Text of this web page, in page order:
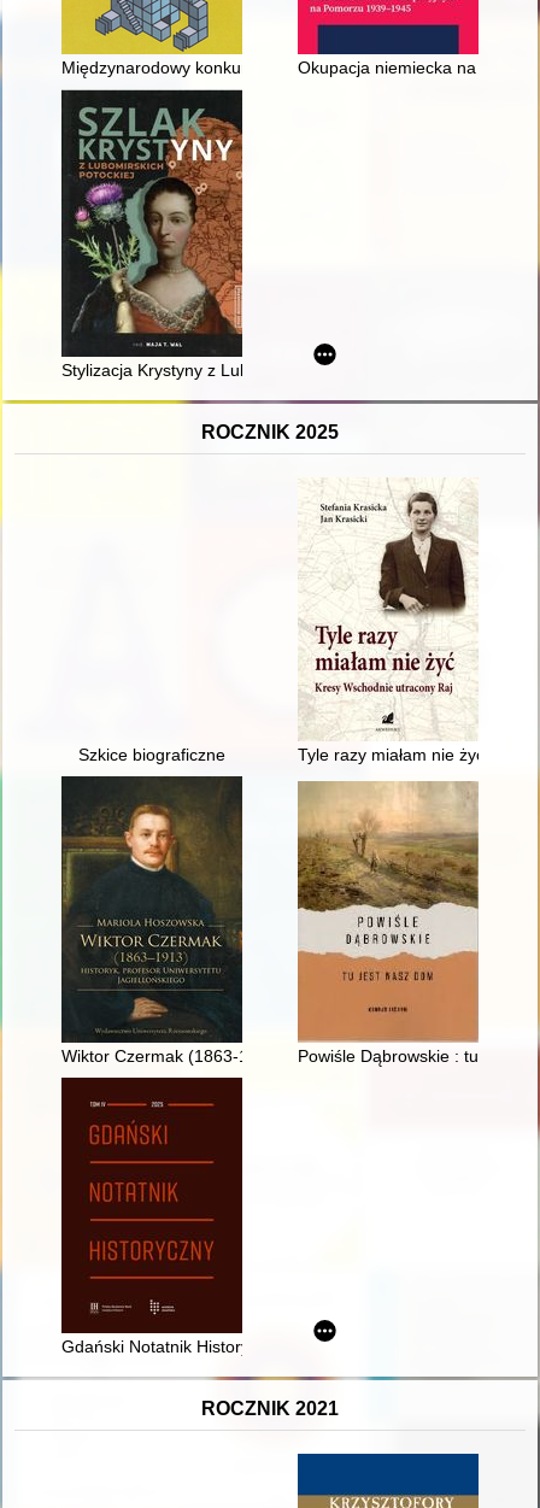
Międzynarodowy konkurs na opracowanie koncepcji
Okupacja niemiecka na
Stylizacja Krystyny z Lubomirskich Potockiej w świetle innych
ROCZNIK 2025
Szkice biograficzne Tyle razy miałam nie żyć :
Wiktor Czermak (1863-1913) : historyk, profesor Uniwersytetu
Powiśle Dąbrowskie : tu jest
Gdański Notatnik Historyczny. T. 4 (2025)
ROCZNIK 2021